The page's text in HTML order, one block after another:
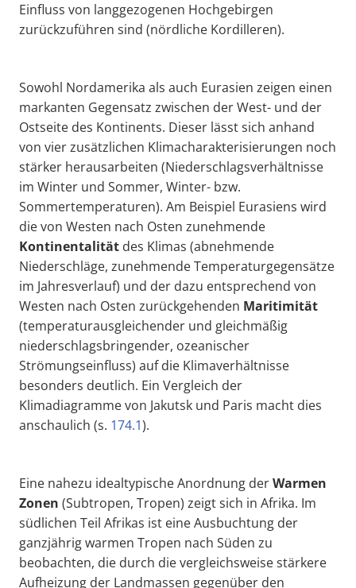
Einfluss von langgezogenen Hochgebirgen
zurückzuführen sind (nördliche Kordilleren).
Sowohl Nordamerika als auch Eurasien zeigen einen
markanten Gegensatz zwischen der West- und der
Ostseite des Kontinents. Dieser lässt sich anhand
von vier zusätzlichen Klimacharakterisierungen noch
stärker herausarbeiten (Niederschlagsverhältnisse
im Winter und Sommer, Winter- bzw.
Sommertemperaturen). Am Beispiel Eurasiens wird
die von Westen nach Osten zunehmende
Kontinentalität des Klimas (abnehmende
Niederschläge, zunehmende Temperaturgegensätze
im Jahresverlauf) und der dazu entsprechend von
Westen nach Osten zurückgehenden Maritimität
(temperaturausgleichender und gleichmäßig
niederschlagsbringender, ozeanischer
Strömungseinfluss) auf die Klimaverhältnisse
besonders deutlich. Ein Vergleich der
Klimadiagramme von Jakutsk und Paris macht dies
anschaulich (s. 174.1).
Eine nahezu idealtypische Anordnung derWarmen
Zonen (Subtropen, Tropen) zeigt sich in Afrika. Im
südlichen Teil Afrikas ist eine Ausbuchtung der
ganzjährig warmen Tropen nach Süden zu
beobachten, die durch die vergleichsweise stärkere
Aufheizung der Landmassen gegenüber den